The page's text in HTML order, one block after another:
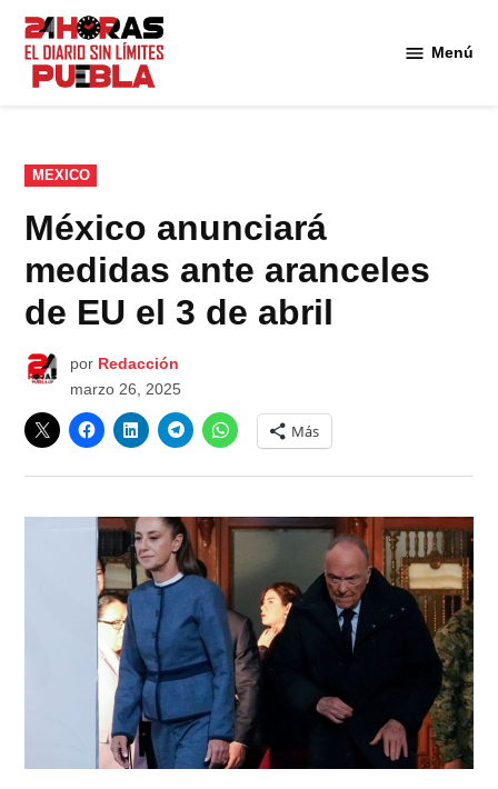
Saltar
contenido
Menú
PUBLICADO
EN
MEXICO
México anunciará
medidas ante aranceles
de EU el 3 de abril
por Redacción
marzo 26, 2025
Más